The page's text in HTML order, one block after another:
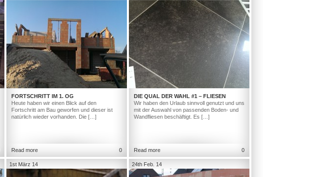
FORTSCHRITT IM 1. OG
Heute haben wir einen Blick auf den
Fortschritt am Bau geworfen und dieser ist
natürlich wieder vorhanden. Die […]
Read more 0
DIE QUAL DER WAHL #1 – FLIESEN
Wir haben den Urlaub sinnvoll genutzt und uns
mit der Auswahl von passenden Boden- und
Wandfliesen beschäftigt. Es […]
Read more 0
1st März 14 24th Feb. 14